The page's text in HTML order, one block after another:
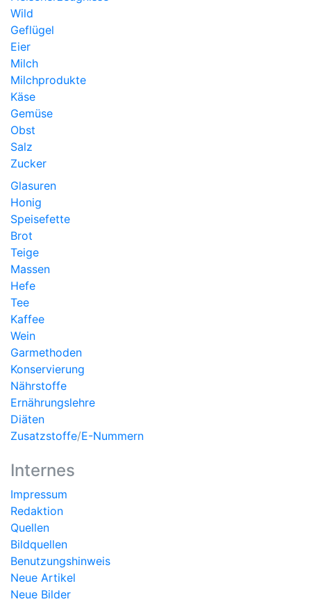
Wild
Geflügel
Eier
Milch
Milchprodukte
Käse
Gemüse
Obst
Salz
Zucker
Glasuren
Honig
Speisefette
Brot
Teige
Massen
Hefe
Tee
Kaffee
Wein
Garmethoden
Konservierung
Nährstoffe
Ernährungslehre
Diäten
Zusatzstoffe/E-Nummern
Internes
Impressum
Redaktion
Quellen
Bildquellen
Benutzungshinweis
Neue Artikel
Neue Bilder